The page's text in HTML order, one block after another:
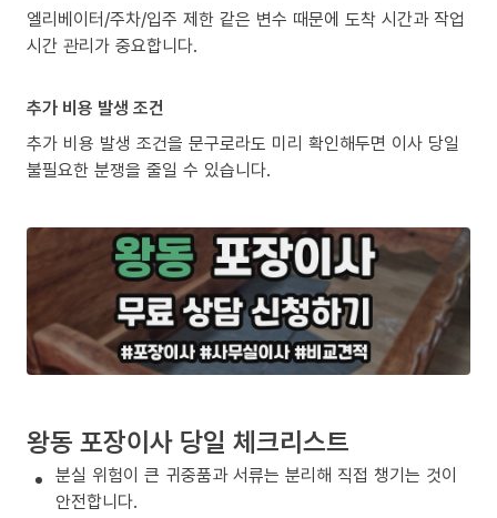
엘리베이터/주차/입주 제한 같은 변수 때문에 도착 시간과 작업
시간 관리가 중요합니다.
추가 비용 발생 조건
추가 비용 발생 조건을 문구로라도 미리 확인해두면 이사 당일
불필요한 분쟁을 줄일 수 있습니다.
왕동 포장이사 당일 체크리스트
분실 위험이 큰 귀중품과 서류는 분리해 직접 챙기는 것이
안전합니다.